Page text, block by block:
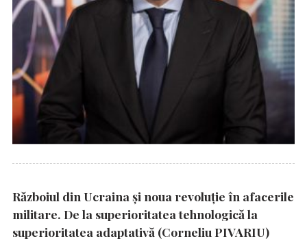
Războiul din Ucraina și noua revoluție în afacerile
militare. De la superioritatea tehnologică la
superioritatea adaptativă (Corneliu PIVARIU)